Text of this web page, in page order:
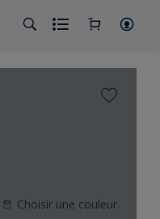
Choisir une couleur